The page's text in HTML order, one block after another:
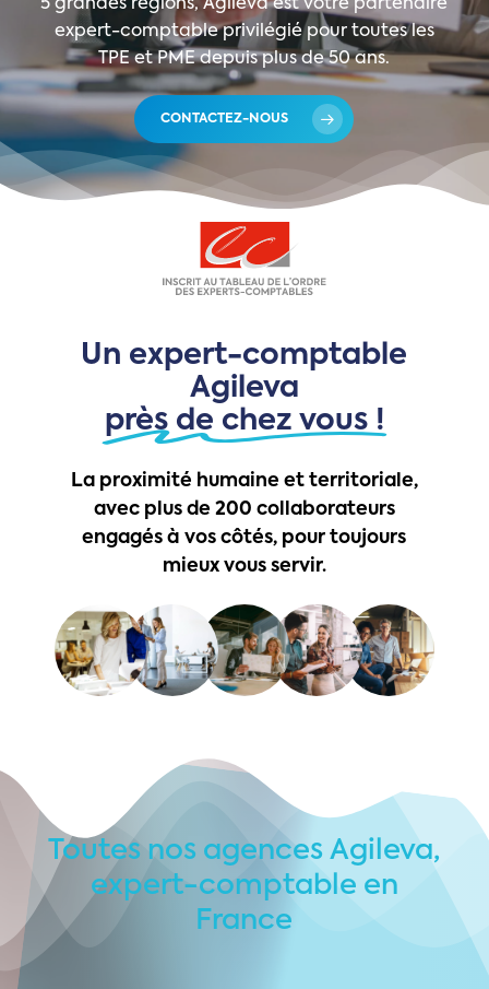
5 grandes régions, Agileva est votre partenaire
expert-comptable privilégié pour toutes les
TPE et PME depuis plus de 50 ans.
CONTACTEZ-NOUS
Un expert-comptable
Agileva
près de chez vous !
La proximité humaine et territoriale,
avec plus de 200 collaborateurs
engagés à vos côtés, pour toujours
mieux vous servir.
Toutes nos agences Agileva,
expert-comptable en
France